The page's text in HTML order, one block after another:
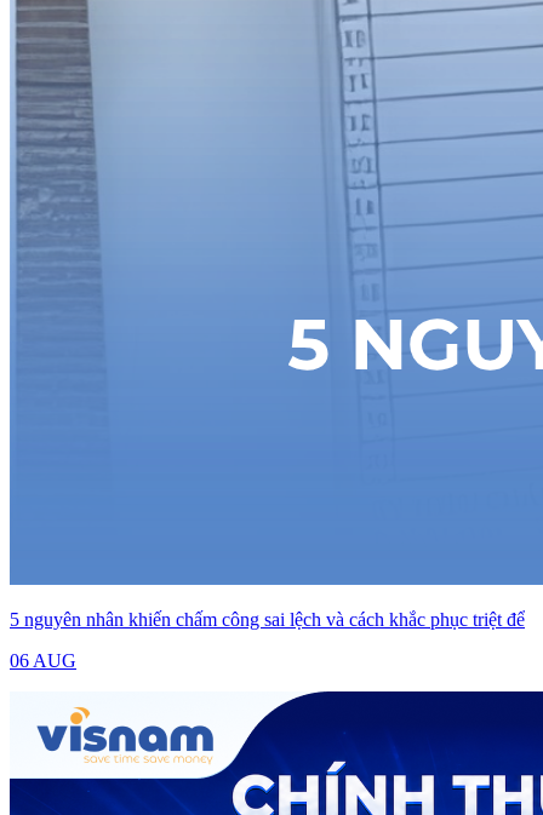
5 nguyên nhân khiến chấm công sai lệch và cách khắc phục triệt để
06 AUG